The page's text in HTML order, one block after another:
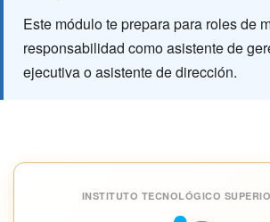
Este módulo te prepara para roles de
responsabilidad como asistente de
ejecutiva o asistente de dirección.
INSTITUTO TECNOLÓGICO